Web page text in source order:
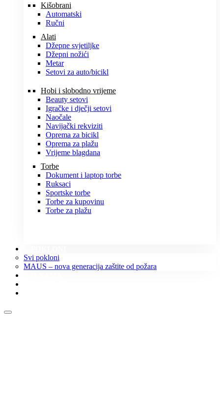
Kišobrani
Automatski
Ručni
Alati
Džepne svjetiljke
Džepni nožići
Metar
Setovi za auto/bicikl
Hobi i slobodno vrijeme
Beauty setovi
Igračke i dječji setovi
Naočale
Navijački rekviziti
Oprema za bicikl
Oprema za plažu
Vrijeme blagdana
Torbe
Dokument i laptop torbe
Ruksaci
Sportske torbe
Torbe za kupovinu
Torbe za plažu
Svi pokloni
MAUS – nova generacija zaštite od požara